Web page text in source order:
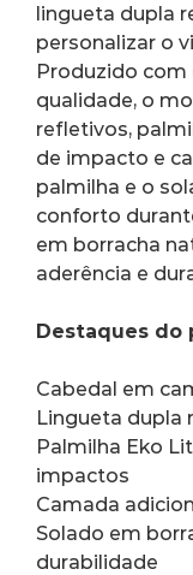
lingueta dupla
personalizar o
Produzido com
qualidade, o
refletivos,
de impacto e
palmilha e o
conforto
em borracha
aderência e
Destaques do
Cabedal em
Lingueta dupla
Palmilha Eko
impactos
Camada
Solado em
durabilidade